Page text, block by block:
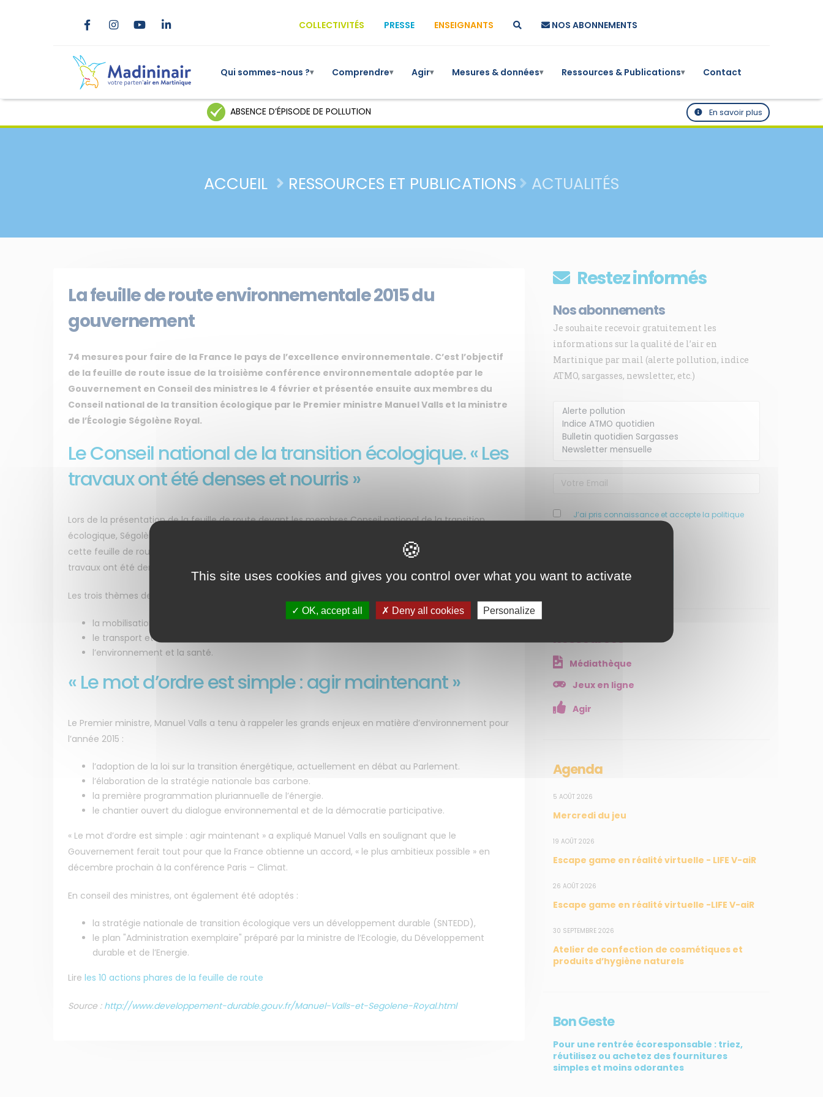
COLLECTIVITÉS PRESSE ENSEIGNANTS NOS ABONNEMENTS
Qui sommes-nous ?▾ Comprendre▾ Agir▾ Mesures & données▾ Ressources & Publications▾ Contact
ABSENCE D’ÉPISODE DE POLLUTION En savoir plus
ACCUEIL RESSOURCES ET PUBLICATIONS ACTUALITÉS
La feuille de route environnementale 2015 du
gouvernement
74 mesures pour faire de la France le pays de l’excellence environnementale. C’est l’objectif
de la feuille de route issue de la troisième conférence environnementale adoptée par le
Gouvernement en Conseil des ministres le 4 février et présentée ensuite aux membres du
Conseil national de la transition écologique par le Premier ministre Manuel Valls et la ministre
de l’Écologie Ségolène Royal.
Le Conseil national de la transition écologique. « Les
travaux ont été denses et nourris »
Lors de la présentation de la feuille de route devant les membres Conseil national de la transition
écologique, Ségolène Royal a tenu à saluer la densité et la richesse de leurs travaux pour aboutir à
cette feuille de route issue de la conférence environnementale des 27 et 28 novembre 2014. « Les
travaux ont été denses et nourris » a souligné la ministre.
Les trois thèmes de cette conférence portaient sur :
la mobilisation vers la COP21,
le transport et la mobilité durable,
l’environnement et la santé.
« Le mot d’ordre est simple : agir maintenant »
Le Premier ministre, Manuel Valls a tenu à rappeler les grands enjeux en matière d’environnement pour
l’année 2015 :
l’adoption de la loi sur la transition énergétique, actuellement en débat au Parlement.
l’élaboration de la stratégie nationale bas carbone.
la première programmation pluriannuelle de l’énergie.
le chantier ouvert du dialogue environnemental et de la démocratie participative.
« Le mot d’ordre est simple : agir maintenant » a expliqué Manuel Valls en soulignant que le
Gouvernement ferait tout pour que la France obtienne un accord, « le plus ambitieux possible » en
décembre prochain à la conférence Paris – Climat.
En conseil des ministres, ont également été adoptés :
la stratégie nationale de transition écologique vers un développement durable (SNTEDD),
le plan "Administration exemplaire" préparé par la ministre de l’Ecologie, du Développement
durable et de l’Energie.
Lire les 10 actions phares de la feuille de route
Source : http://www.developpement-durable.gouv.fr/Manuel-Valls-et-Segolene-Royal.html
Restez informés
Nos abonnements
Je souhaite recevoir gratuitement les
informations sur la qualité de l’air en
Martinique par mail (alerte pollution, indice
ATMO, sargasses, newsletter, etc.)
J’ai pris connaissance et accepte la politique
Ressources
Médiathèque
Jeux en ligne
Agir
Agenda
5 AOÛT 2026
Mercredi du jeu
19 AOÛT 2026
Escape game en réalité virtuelle - LIFE V-aiR
26 AOÛT 2026
Escape game en réalité virtuelle -LIFE V-aiR
30 SEPTEMBRE 2026
Atelier de confection de cosmétiques et
produits d’hygiène naturels
Bon Geste
Pour une rentrée écoresponsable : triez,
réutilisez ou achetez des fournitures
simples et moins odorantes
MENU
Agir
NOS SERVICES
Mesures réglementaires
SUIVEZ-NOUS
31, rue du Pr. Raymond
This site uses cookies and gives you control over what you want to activate
OK, accept all Deny all cookies Personalize